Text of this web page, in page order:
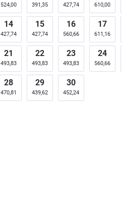
524,00 391,35 427,74 610,00
14
427,74
15
427,74
16
560,66
17
611,16
21
493,83
22
493,83
23
493,83
24
560,66
28
470,81
29
439,62
30
452,24